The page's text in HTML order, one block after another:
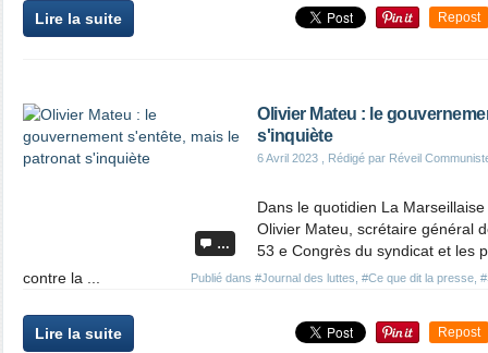
Lire la suite Repost
…
Olivier Mateu : le
s'inquiète
6 Avril 2023 , Rédigé par Réveil
Publié dans #Journal des luttes #Ce que dit la presse
Dans le quotidien La
Olivier Mateu, scrétaire général
53 e Congrès du syndicat et les
contre la ...
Lire la suite Repost